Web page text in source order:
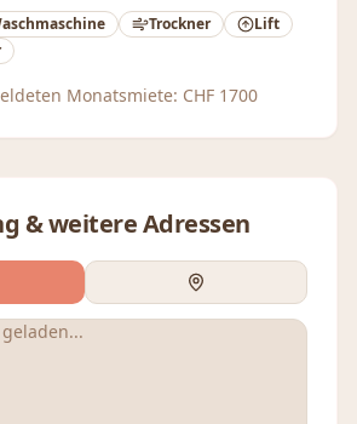
Trockner
Lift
Monatsmiete: CHF 1700
& weitere Adressen